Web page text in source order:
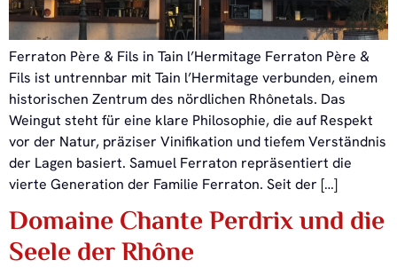
Ferraton Père & Fils in Tain l’Hermitage Ferraton Père &
Fils ist untrennbar mit Tain l’Hermitage verbunden, einem
historischen Zentrum des nördlichen Rhônetals. Das
Weingut steht für eine klare Philosophie, die auf Respekt
vor der Natur, präziser Vinifikation und tiefem Verständnis
der Lagen basiert. Samuel Ferraton repräsentiert die
vierte Generation der Familie Ferraton. Seit der […]
Domaine Chante Perdrix und die
Seele der Rhône